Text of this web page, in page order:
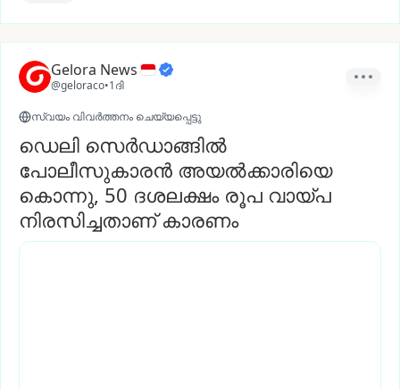
Gelora News
@geloraco•1ദി
സ്വയം വിവർത്തനം ചെയ്യപ്പെട്ടു
ഡെലി സെർഡാങ്ങിൽ
പോലീസുകാരൻ അയൽക്കാരിയെ
കൊന്നു, 50 ദശലക്ഷം രൂപ വായ്പ
നിരസിച്ചതാണ് കാരണം